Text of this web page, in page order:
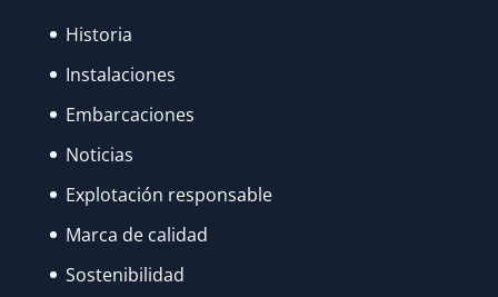
Historia
Instalaciones
Embarcaciones
Noticias
Explotación responsable
Marca de calidad
Sostenibilidad